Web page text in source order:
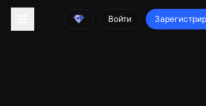
Войти